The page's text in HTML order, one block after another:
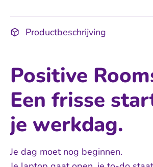
Productbeschrijving
Positive
Een frisse
je werkdag.
Je dag moet nog beginnen.